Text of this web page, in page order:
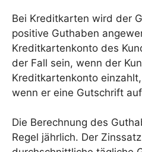
Bei Kreditkarten wird der
positive Guthaben
Kreditkartenkonto des
der Fall sein, wenn der
Kreditkartenkonto
wenn er eine Gutschrift
Die Berechnung des
Regel jährlich. Der